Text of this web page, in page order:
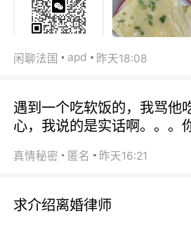
闲聊法国 apd 昨天18:08
遇到一个吃软饭的，我骂他
心，我说的是实话啊。。。
真情秘密 匿名 昨天16:21
求介绍离婚律师